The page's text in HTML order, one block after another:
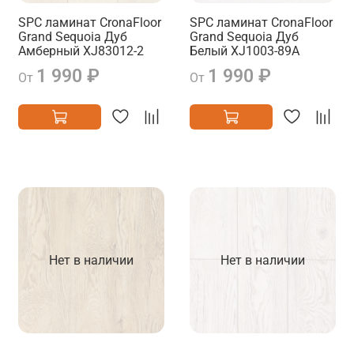
SPC ламинат CronaFloor
Grand Sequoia Дуб
Амберный XJ83012-2
От 1 990 ₽
SPC ламинат CronaFloor
Grand Sequoia Дуб
Белый XJ1003-89A
От 1 990 ₽
Нет в наличии Нет в наличии